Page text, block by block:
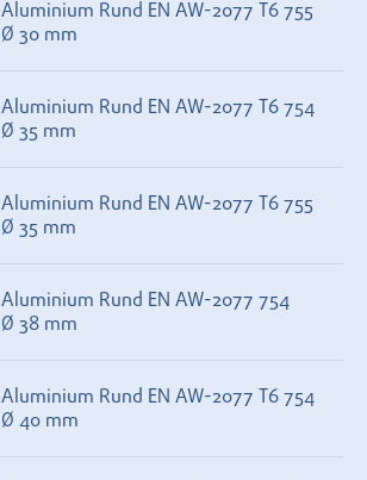
Aluminium Rund EN AW-2077 T6 755
Ø 30 mm
Aluminium Rund EN AW-2077 T6 754
Ø 35 mm
Aluminium Rund EN AW-2077 T6 755
Ø 35 mm
Aluminium Rund EN AW-2077 754
Ø 38 mm
Aluminium Rund EN AW-2077 T6 754
Ø 40 mm